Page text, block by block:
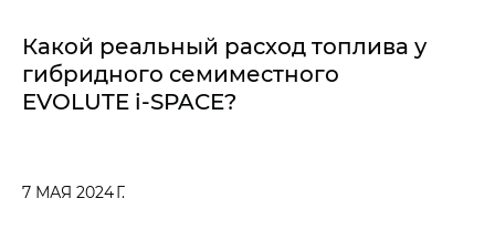
Какой реальный расход топлива у
гибридного семиместного
EVOLUTE i‑SPACE?
7 МАЯ 2024 Г.